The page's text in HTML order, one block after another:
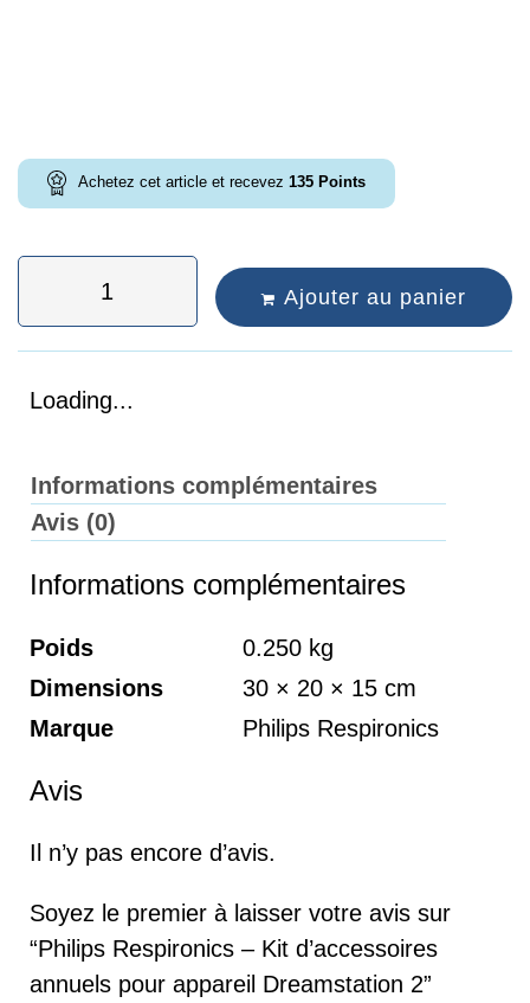
Achetez cet article et recevez 135 Points
Ajouter au panier
Loading...
Informations complémentaires
Avis (0)
Informations complémentaires
Poids
0.250 kg
Dimensions
30 × 20 × 15 cm
Marque
Philips Respironics
Avis
Il n’y pas encore d’avis.
Soyez le premier à laisser votre avis sur
“Philips Respironics – Kit d’accessoires
annuels pour appareil Dreamstation 2”